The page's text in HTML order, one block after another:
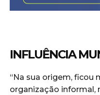
INFLUÊNCIA
“Na sua origem, ficou
organização informal,